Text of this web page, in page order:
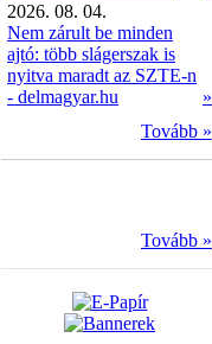
2026. 08. 04.
Nem zárult be minden
ajtó: több slágerszak is
nyitva maradt az SZTE-n
- delmagyar.hu
»
Tovább »
Tovább »